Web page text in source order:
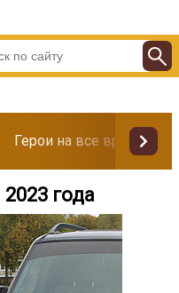
Герои на все времена
года